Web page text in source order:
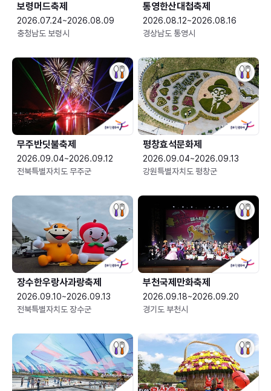
보령머드축제
2026.07.24~2026.08.09
충청남도 보령시
통영한산대첩축제
2026.08.12~2026.08.16
경상남도 통영시
무주반딧불축제
2026.09.04~2026.09.12
전북특별자치도 무주군
평창효석문화제
2026.09.04~2026.09.13
강원특별자치도 평창군
장수한우랑사과랑축제
2026.09.10~2026.09.13
전북특별자치도 장수군
부천국제만화축제
2026.09.18~2026.09.20
경기도 부천시